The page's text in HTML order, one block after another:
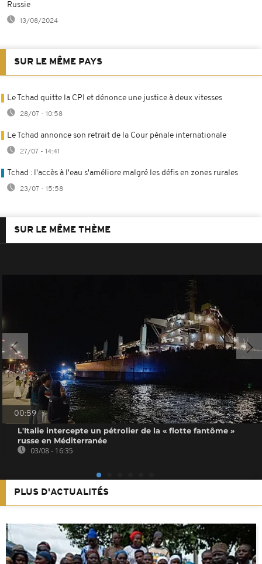
Russie
13/08/2024
SUR LE MÊME PAYS
Le Tchad quitte la CPI et dénonce une justice à deux vitesses
28/07 - 10:58
Le Tchad annonce son retrait de la Cour pénale internationale
27/07 - 14:41
Tchad : l'accès à l'eau s'améliore malgré les défis en zones rurales
23/07 - 15:58
SUR LE MÊME THÈME
00:59
L'Italie intercepte un pétrolier de la « flotte fantôme »
russe en Méditerranée
03/08 - 16:35
PLUS D'ACTUALITÉS